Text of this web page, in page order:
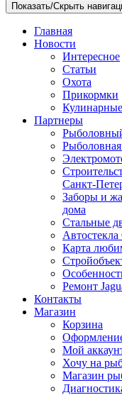
Показать/Скрыть
Главная
Новости
Интересное
Статьи
Охота
Прикормки
Партнеры
Рыболовная
Санкт-
Заборы и
дома
Стальные
Карта
Ремонт
Контакты
Магазин
Корзина
Оформление
Мой
Хочу на
Магазин